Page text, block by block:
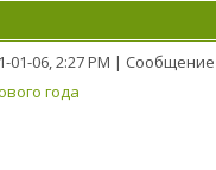
01-06, 2:27 PM |
года